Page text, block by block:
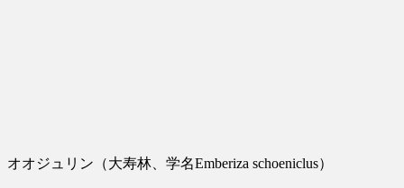
オオジュリン（大寿林、学名Emberiza schoeniclus）